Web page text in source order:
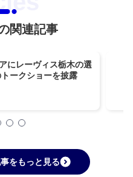
関連記事
にレーヴィス栃木の選
ークショーを披露
をもっと見る